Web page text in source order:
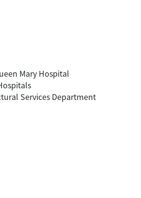
Mary Hospital
Services Department